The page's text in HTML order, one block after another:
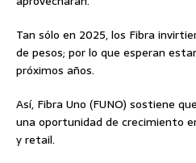
Tan sólo en 2025, los Fibra
de pesos; por lo que esperan
próximos años.
Así, Fibra Uno (FUNO) sostiene
una oportunidad de crecimiento
y retail.